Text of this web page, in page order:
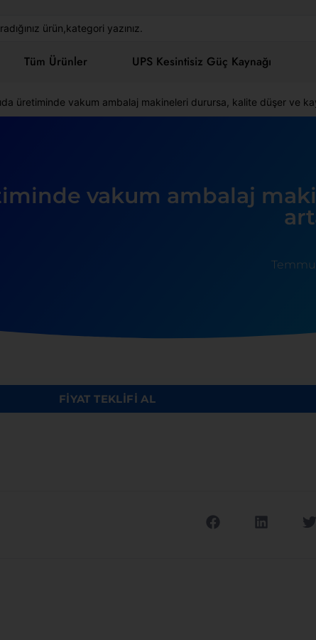
Tüm Ürünler UPS Kesintisiz Güç Kaynağı
üretiminde vakum ambalaj makineleri durursa, kalite düşer ve
vakum ambalaj
FİYAT TEKLİFİ AL